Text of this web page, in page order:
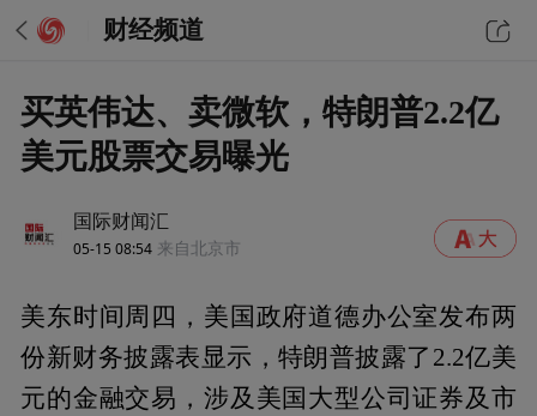
财经频道
买英伟达、卖微软，特朗普2.2亿
美元股票交易曝光
国际财闻汇
05-15 08:54 来自北京市
美东时间周四，美国政府道德办公室发布两
份新财务披露表显示，特朗普披露了2.2亿美
元的金融交易，涉及美国大型公司证券及市